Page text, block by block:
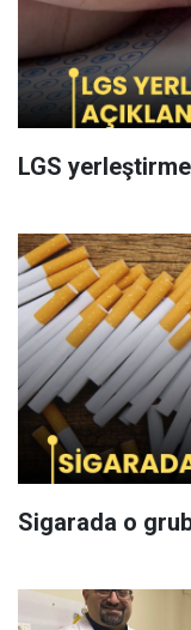
LGS
Sigarada o